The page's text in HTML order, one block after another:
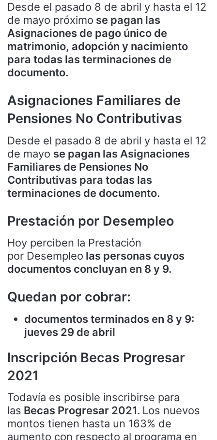
Desde el pasado 8 de abril y hasta el 12
de mayo próximo se pagan las
Asignaciones de pago único de
matrimonio, adopción y nacimiento
para todas las terminaciones de
documento.
Asignaciones Familiares de
Pensiones No Contributivas
Desde el pasado 8 de abril y hasta el 12
de mayo se pagan las Asignaciones
Familiares de Pensiones No
Contributivas para todas las
terminaciones de documento.
Prestación por Desempleo
Hoy perciben la Prestación
por Desempleo las personas cuyos
documentos concluyan en 8 y 9.
Quedan por cobrar:
documentos terminados en 8 y 9:
jueves 29 de abril
Inscripción Becas Progresar
2021
Todavía es posible inscribirse para
las Becas Progresar 2021. Los nuevos
montos tienen hasta un 163% de
aumento con respecto al programa en